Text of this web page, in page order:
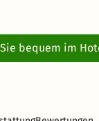
bequem im